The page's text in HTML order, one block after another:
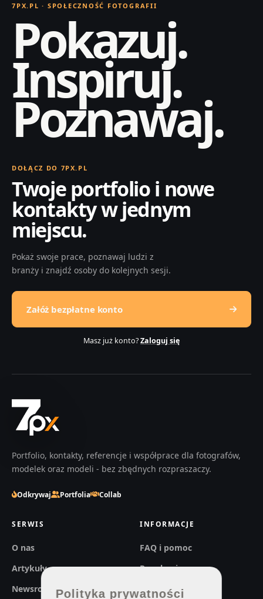
7PX.PL · SPOŁECZNOŚĆ FOTOGRAFII
Pokazuj.
Inspiruj.
Poznawaj.
DOŁĄCZ DO 7PX.PL
Twoje portfolio i nowe
kontakty w jednym
miejscu.
Pokaż swoje prace, poznawaj ludzi z
branży i znajdź osoby do kolejnych sesji.
Załóż bezpłatne konto
Masz już konto?Zaloguj się
Portfolio, kontakty, referencje i współprace dla fotografów,
modelek oraz modeli - bez zbędnych rozpraszaczy.
Odkrywaj Portfolia Collab
SERWIS
O nas
Artykuły
Newsroom
INFORMACJE
FAQ i pomoc
Regulaminy
Prywatność
Polityka prywatności